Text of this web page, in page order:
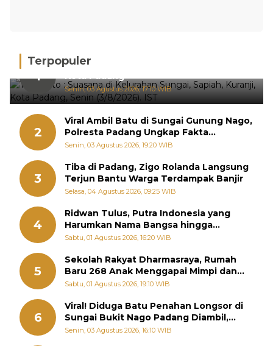
Terpopuler
1
Hujan Deras, 15 Titik Banjir Terdeteksi di
Kota Padang
Senin, 03 Agustus 2026, 17:10 WIB
2
Viral Ambil Batu di Sungai Gunung Nago,
Polresta Padang Ungkap Fakta
Sebenarnya
Senin, 03 Agustus 2026, 19:20 WIB
3
Tiba di Padang, Zigo Rolanda Langsung
Terjun Bantu Warga Terdampak Banjir
Selasa, 04 Agustus 2026, 09:25 WIB
4
Ridwan Tulus, Putra Indonesia yang
Harumkan Nama Bangsa hingga
Diabadikan dalam Buku Jepang
Sabtu, 01 Agustus 2026, 16:20 WIB
5
Sekolah Rakyat Dharmasraya, Rumah
Baru 268 Anak Menggapai Mimpi dan
Memutus Rantai Kemiskinan
Sabtu, 01 Agustus 2026, 19:10 WIB
6
Viral! Diduga Batu Penahan Longsor di
Sungai Bukit Nago Padang Diambil,
Warga Khawatir Bencana Terulang
Senin, 03 Agustus 2026, 16:10 WIB